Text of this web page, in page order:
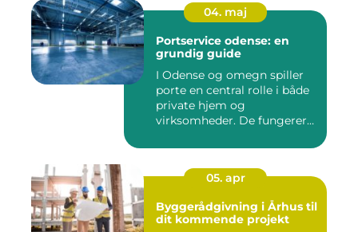
04. maj
Portservice odense: en
grundig guide
I Odense og omegn spiller
porte en central rolle i både
private hjem og
virksomheder. De fungerer
05. apr
Byggerådgivning i Århus til
dit kommende projekt